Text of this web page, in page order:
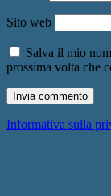
Sito web
Salva il mio
prossima volta che
Informativa sulla